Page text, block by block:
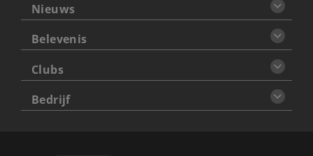
Nieuws
Belevenis
Clubs
Bedrijf